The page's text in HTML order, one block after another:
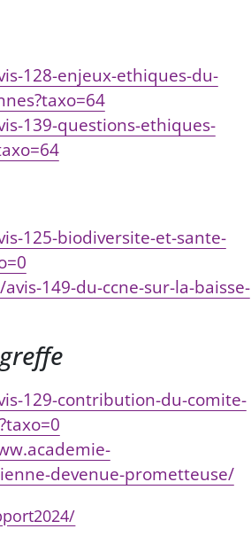
128-enjeux-ethiques-du-
139-questions-ethiques-
125-biodiversite-et-sante-
149-du-ccne-sur-la-baisse-
129-contribution-du-comite-
devenue-prometteuse/